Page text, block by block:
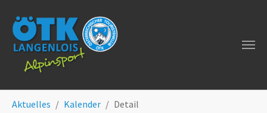
Aktuelles Kalender Detail